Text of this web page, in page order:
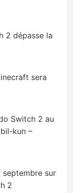
2 dépasse la
sera
Switch 2 au
kun –
septembre sur
2